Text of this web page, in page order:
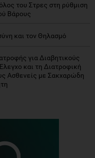
του Στρες στη ρύθμιση
Βάρους
και τον Θηλασμό
για Διαβητικούς
και τη Διατροφική
Ασθενείς με Σακχαρώδη